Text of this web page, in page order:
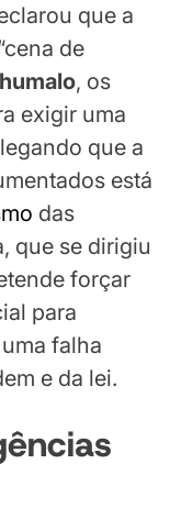
que a
de
, os
exigir uma
que a
está
das
que se dirigiu
forçar
para
falha
e da lei.